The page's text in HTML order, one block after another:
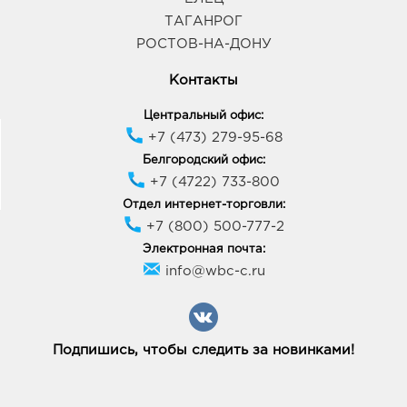
ТАГАНРОГ
РОСТОВ-НА-ДОНУ
Контакты
Центральный офис:
+7 (473) 279-95-68
Белгородский офис:
+7 (4722) 733-800
Отдел интернет-торговли:
+7 (800) 500-777-2
Электронная почта:
info@wbc-c.ru
Подпишись, чтобы следить за новинками!